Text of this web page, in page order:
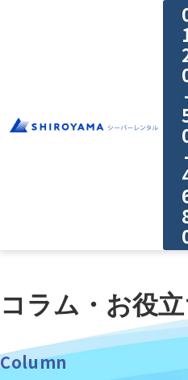
私たち
ご利用
コラム・お役
Column